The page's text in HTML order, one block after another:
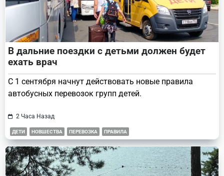
В дальние поездки с детьми должен будет
ехать врач
С 1 сентября начнут действовать новые правила
автобусных перевозок групп детей.
2 Часа Назад
ДЕТИ НОВШЕСТВА ПЕРЕВОЗКА ПРАВИЛА